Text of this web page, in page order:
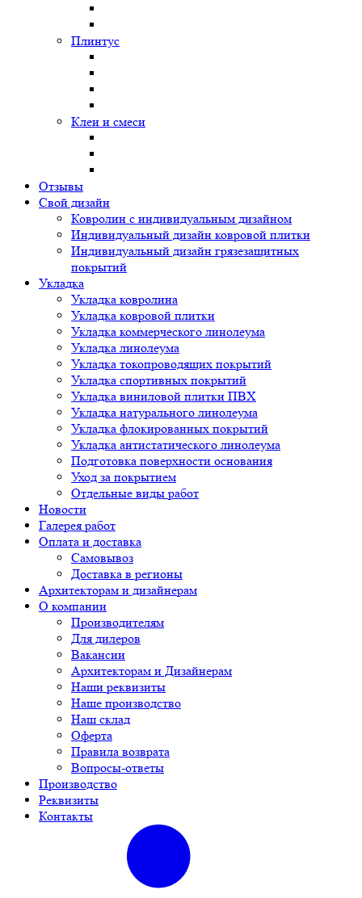
Плинтус
Клеи и смеси
Отзывы
Свой дизайн
Ковролин с индивидуальным дизайном
Индивидуальный дизайн ковровой плитки
Индивидуальный дизайн грязезащитных
покрытий
Укладка
Укладка ковролина
Укладка ковровой плитки
Укладка коммерческого линолеума
Укладка линолеума
Укладка токопроводящих покрытий
Укладка спортивных покрытий
Укладка виниловой плитки ПВХ
Укладка натурального линолеума
Укладка флокированных покрытий
Укладка антистатического линолеума
Подготовка поверхности основания
Уход за покрытием
Отдельные виды работ
Новости
Галерея работ
Оплата и доставка
Самовывоз
Доставка в регионы
Архитекторам и дизайнерам
О компании
Производителям
Для дилеров
Вакансии
Архитекторам и Дизайнерам
Наши реквизиты
Наше производство
Наш склад
Оферта
Правила возврата
Вопросы-ответы
Производство
Реквизиты
Контакты